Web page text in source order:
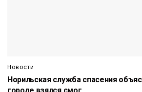
Новости
Норильская служба спасения